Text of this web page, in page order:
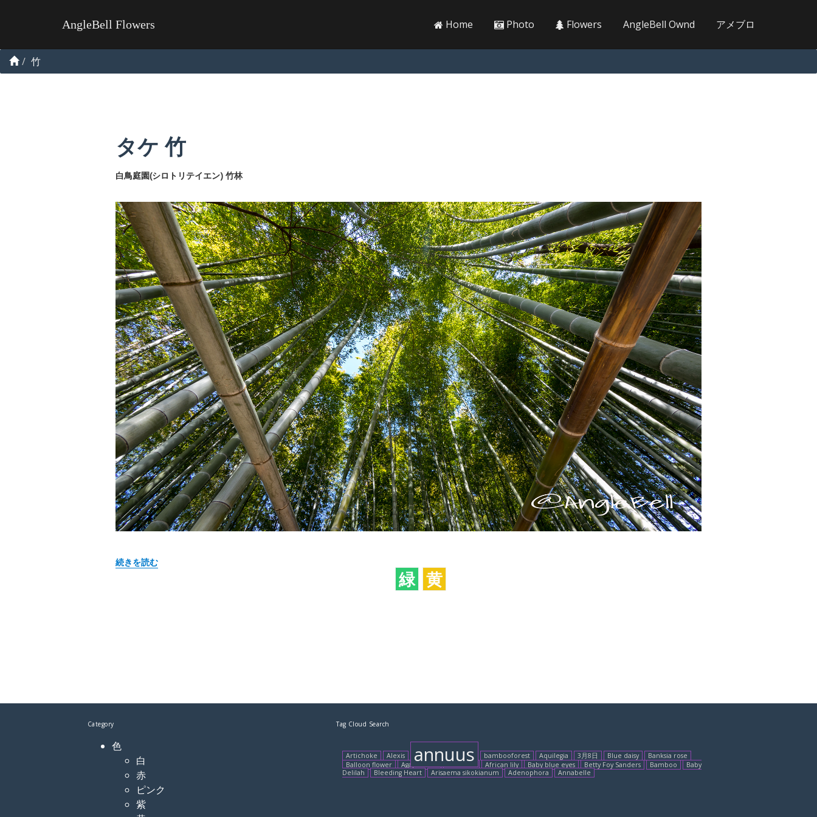
AngleBell Flowers Home Photo Flowers AngleBell Ownd アメブロ
竹
タケ 竹
白鳥庭園(シロトリテイエン) 竹林
“タケ 竹” の
続きを読む
緑 黄
Category
色
白
赤
ピンク
紫
Tag Cloud Search
Artichoke Alexis annuus bambooforest Aquilegia 3月8日 Blue daisy
Banksia rose
Balloon flower
Agapanthus African lily Baby blue eyes Betty Foy Sanders Bamboo
Baby
Delilah
Bleeding Heart Arisaema sikokianum Adenophora Annabelle